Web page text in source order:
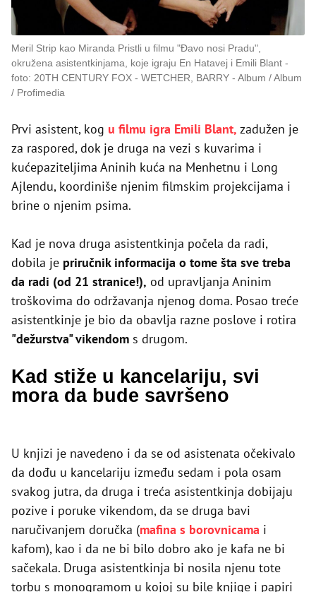
Meril Strip kao Miranda Pristli u filmu "Đavo nosi Pradu",
okružena asistentkinjama, koje igraju En Hatavej i Emili Blant
foto: 20TH CENTURY FOX - WETCHER, BARRY - Album / Album
/ Profimedia
Prvi asistent, kog u filmu igra Emili Blant, zadužen je
za raspored, dok je druga na vezi s kuvarima i
kućepaziteljima Aninih kuća na Menhetnu i Long
Ajlendu, koordiniše njenim filmskim projekcijama i
brine o njenim psima.
Kad je nova druga asistentkinja počela da radi,
dobila je priručnik informacija o tome šta sve treba
da radi (od 21 stranice!), od upravljanja Aninim
troškovima do održavanja njenog doma. Posao treće
asistentkinje je bio da obavlja razne poslove i rotira
"dežurstva" vikendom s drugom.
Kad stiže u kancelariju, svi
mora da bude savršeno
U knjizi je navedeno i da se od asistenata očekivalo
da dođu u kancelariju između sedam i pola osam
svakog jutra, da druga i treća asistentkinja dobijaju
pozive i poruke vikendom, da se druga bavi
naručivanjem doručka (mafina s borovnicama i
kafom), kao i da ne bi bilo dobro ako je kafa ne bi
sačekala. Druga asistentkinja bi nosila njenu tote
torbu s monogramom u kojoj su bile knjige i papiri